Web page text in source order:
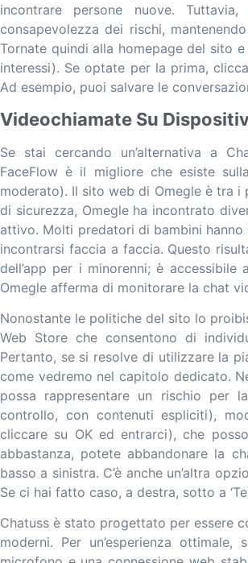
incontrare persone nuove.
consapevolezza dei rischi,
Tornate quindi alla homepage del sito
interessi). Se optate per la prima,
Ad esempio, puoi salvare le
Videochiamate Su
Se stai cercando un’alternativa a
FaceFlow è il migliore che esiste
moderato). Il sito web di Omegle è tra
di sicurezza, Omegle ha incontrato
attivo. Molti predatori di bambini
incontrarsi faccia a faccia. Questo
dell’app per i minorenni; è accessibile
Omegle afferma di monitorare la chat
Nonostante le politiche del sito lo
Web Store che consentono di
Pertanto, se si resolve di utilizzare la
come vedremo nel capitolo dedicato.
possa rappresentare un rischio per
controllo, con contenuti espliciti),
cliccare su OK ed entrarci), che
abbastanza, potete abbandonare la
basso a sinistra. C’è anche un’altra
Se ci hai fatto caso, a destra, sotto a
Chatuss è stato progettato per essere
moderni. Per un’esperienza